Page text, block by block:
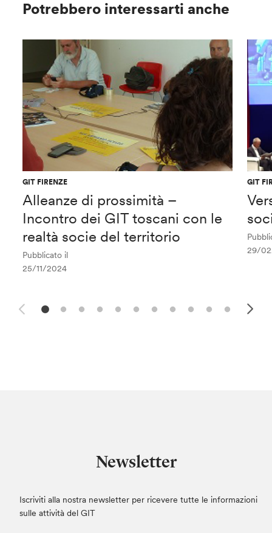
Potrebbero interessarti anche
GIT FIRENZE
Alleanze di prossimità –
Incontro dei GIT toscani con le
realtà socie del territorio
Pubblicato il
25/11/2024
GIT
29/
Newsletter
Iscriviti alla nostra newsletter per ricevere tutte le informazioni
sulle attività del GIT